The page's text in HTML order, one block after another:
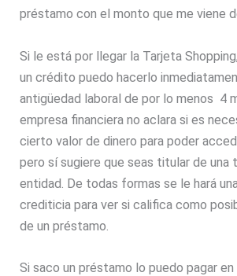
préstamo con el monto que me viene
Si le está por llegar la Tarjeta
un crédito puedo hacerlo
antigüedad laboral de por lo menos 4
empresa financiera no aclara si es
cierto valor de dinero para poder
pero sí sugiere que seas titular de una
entidad. De todas formas se le hará
crediticia para ver si califica como
de un préstamo.
Si saco un préstamo lo puedo pagar